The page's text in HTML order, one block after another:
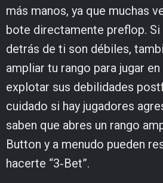
más manos, ya que muchas
bote directamente preflop. Si
detrás de ti son débiles,
ampliar tu rango para jugar
explotar sus debilidades
cuidado si hay jugadores
saben que abres un rango
Button y a menudo pueden
hacerte “3‑Bet”.